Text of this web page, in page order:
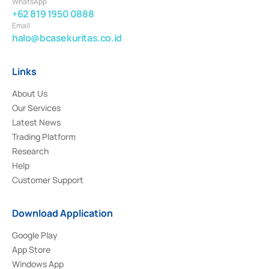
+62 819 1950 0888
Email
halo@bcasekuritas.co.id
Links
About Us
Our Services
Latest News
Trading Platform
Research
Help
Customer Support
Download Application
Google Play
App Store
Windows App